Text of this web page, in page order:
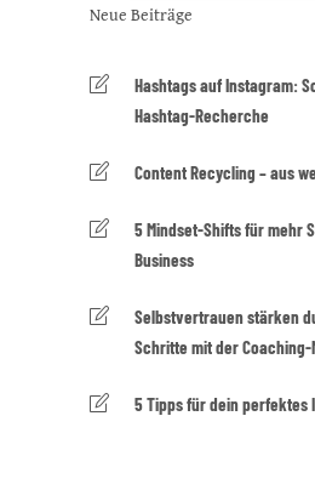
Neue Beiträge
Hashtags auf Instagram:
Hashtag-Recherche
Content Recycling – aus
5 Mindset-Shifts für mehr
Business
Selbstvertrauen stärken
Schritte mit der Coaching-
5 Tipps für dein perfektes